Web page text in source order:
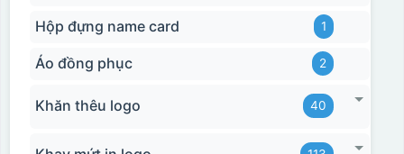
Hộp đựng name card 1
Áo đồng phục 2
Khăn thêu logo 40